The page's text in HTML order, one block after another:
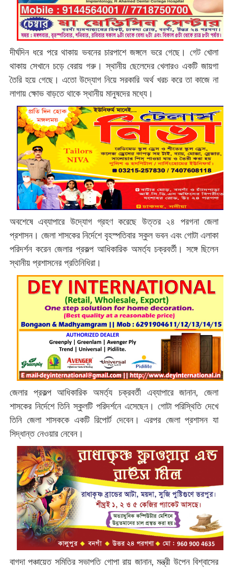
দীর্ঘদিন ধরে পরে থাকায় ভবনের চারপাশে জঙ্গলে ভরে গেছে। গেট খোলা
থাকায় সেখানে চড়ে বেরায় গরু। স্থানীয় ছেলেদের খেলারও একটি জায়গা
তৈরি হয়ে গেছে। এতো উদ্যোগ নিয়ে সরকারি অর্থ খরচ করে তা কাজে না
লাগায় ক্ষোভ বাড়তে থাকে স্থানীয় মানুষদের মধ্যে।
অবশেষে এব্যাপারে উদ্যোগ গ্রহণ করেছে উত্তর ২৪ পরগনা জেলা
প্রশাসন। জেলা শাসকের নির্দেশে বৃহস্পতিবার স্কুল ভবন এবং গোটা এলাকা
পরিদর্শন করেন জেলার প্রকল্প আধিকারিক অমর্ত্য চক্রবর্তী। সঙ্গে ছিলেন
স্থানীয় প্রশাসনের প্রতিনিধিরা।
জেলার প্রকল্প আধিকারিক অমর্ত্য চক্রবর্তী এব্যাপারে জানান, জেলা
শাসকের নির্দেশে তিনি স্কুলটি পরিদর্শনে এসেছেন। গোটা পরিস্থিতি দেখে
তিনি জেলা শাসককে একটি রিপোর্ট দেবেন। এরপর জেলা প্রশাসন যা
সিদ্ধান্ত নেওয়ার নেবেন।
বাগদা পঞ্চায়েত সমিতির সভাপতি গোপা রায় জানান, মন্ত্রী উপেন বিশ্বাসের